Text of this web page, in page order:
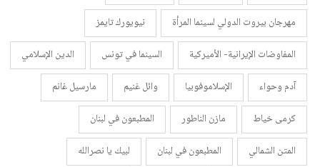
مهرجان بيروت الدولي لسينما المرأة
نيويورك تايمز
المفاوضات الإيرانية- الأميركية
السينما في تونس
الدين الإسلامي
آدم وحواء
الإسلاموفوبيا وائل غنيم
مارسيل غانم
كرمى خياط
مازن الناطور
المطبعون في لبنان
المتن الشمالي
المطبعون في لبنان
لبيك يا نصرالله